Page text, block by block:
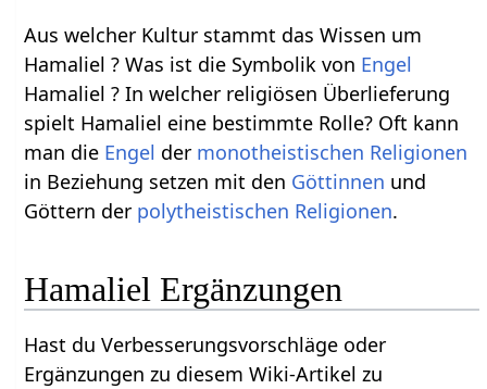
Aus welcher Kultur stammt das Wissen um
Hamaliel ? Was ist die Symbolik von Engel
Hamaliel ? In welcher religiösen Überlieferung
spielt Hamaliel eine bestimmte Rolle? Oft kann
man die Engel der monotheistischen Religionen
in Beziehung setzen mit den Göttinnen und
Göttern der polytheistischen Religionen.
Hamaliel Ergänzungen
Hast du Verbesserungsvorschläge oder
Ergänzungen zu diesem Wiki-Artikel zu